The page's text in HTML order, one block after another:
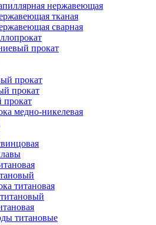
нержавеющая
тканая
сварная
прокат
прокат
прокат
медно-никелевая
титановая
титановые